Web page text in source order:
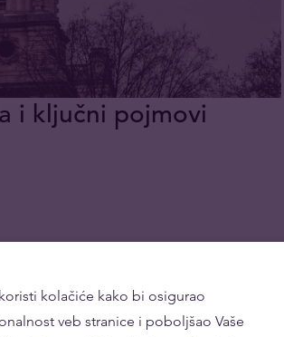
i ključni pojmovi
kolačiće kako bi osigurao
veb stranice i poboljšao Vaše